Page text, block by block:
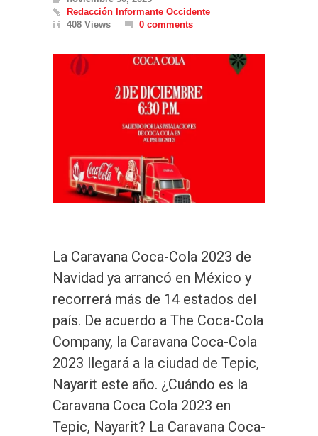
Redacción Informante Occidente
408 Views
0 comments
La Caravana Coca-Cola 2023 de
Navidad ya arrancó en México y
recorrerá más de 14 estados del
país. De acuerdo a The Coca-Cola
Company, la Caravana Coca-Cola
2023 llegará a la ciudad de Tepic,
Nayarit este año. ¿Cuándo es la
Caravana Coca Cola 2023 en
Tepic, Nayarit? La Caravana Coca-